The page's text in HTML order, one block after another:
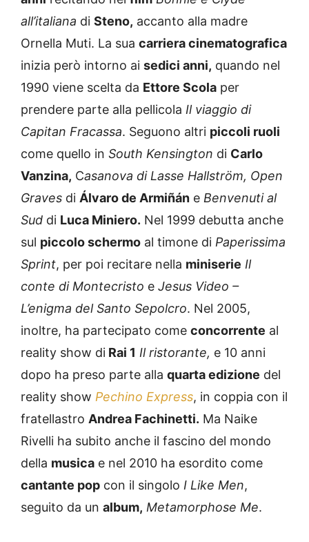
all’italiana di Steno, accanto alla madre
Ornella Muti. La sua carriera cinematografica
inizia però intorno ai sedici anni, quando nel
1990 viene scelta da Ettore Scola per
prendere parte alla pellicola Il viaggio di
Capitan Fracassa. Seguono altri piccoli ruoli
come quello in South Kensington di Carlo
Vanzina, Casanova di Lasse Hallström, Open
Graves di Álvaro de Armiñán e Benvenuti al
Sud di Luca Miniero. Nel 1999 debutta anche
sul piccolo schermo al timone di Paperissima
Sprint, per poi recitare nella miniserie Il
conte di Montecristo e Jesus Video –
L’enigma del Santo Sepolcro. Nel 2005,
inoltre, ha partecipato come concorrente al
reality show di Rai 1 Il ristorante, e 10 anni
dopo ha preso parte alla quarta edizione del
reality show Pechino Express, in coppia con il
fratellastro Andrea Fachinetti. Ma Naike
Rivelli ha subito anche il fascino del mondo
della musica e nel 2010 ha esordito come
cantante pop con il singolo I Like Men,
seguito da un album, Metamorphose Me.